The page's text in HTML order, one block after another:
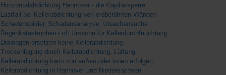
Horizontalabdichtung Hannover - die Kapillarsperre
Lastfall bei Kellerabdichtung von erdberührten Wänden
Schadensbilder, Schadensanalyse, Ursachensuche
Regenkatastrophen - oft Ursache für Kellerdurchfeuchtung
Drainagen ersetzen keine Kellerabdichtung
Trockenlegung durch Kellerabdichtung, Lüftung
Kellerabdichtung kann von außen oder innen erfolgen
Kellerabdichtung in Hannover und Niedersachsen